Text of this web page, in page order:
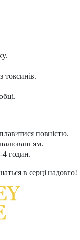
токсинів.
повністю.
4 годин.
в серці надовго!